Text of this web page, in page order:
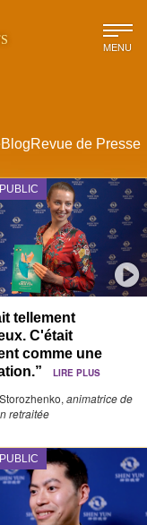
MENU
BlogRevue de Presse
tellement
C'était
comme une
LIRE PLUS
animatrice de
retraitée